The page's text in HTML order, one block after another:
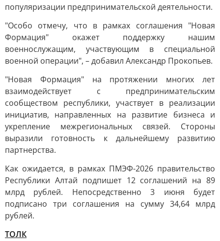
популяризации предпринимательской деятельности.
"Особо отмечу, что в рамках соглашения "Новая
Формация" окажет поддержку нашим
военнослужащим, участвующим в специальной
военной операции", – добавил Александр Прокопьев.
"Новая Формация" на протяжении многих лет
взаимодействует с предпринимательским
сообществом республики, участвует в реализации
инициатив, направленных на развитие бизнеса и
укрепление межрегиональных связей. Стороны
выразили готовность к дальнейшему развитию
партнерства.
Как ожидается, в рамках ПМЭФ-2026 правительство
Республики Алтай подпишет 12 соглашений на 89
млрд рублей. Непосредственно 3 июня будет
подписано три соглашения на сумму 34,64 млрд
рублей.
ТОЛК